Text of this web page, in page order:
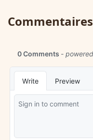
Commentaires